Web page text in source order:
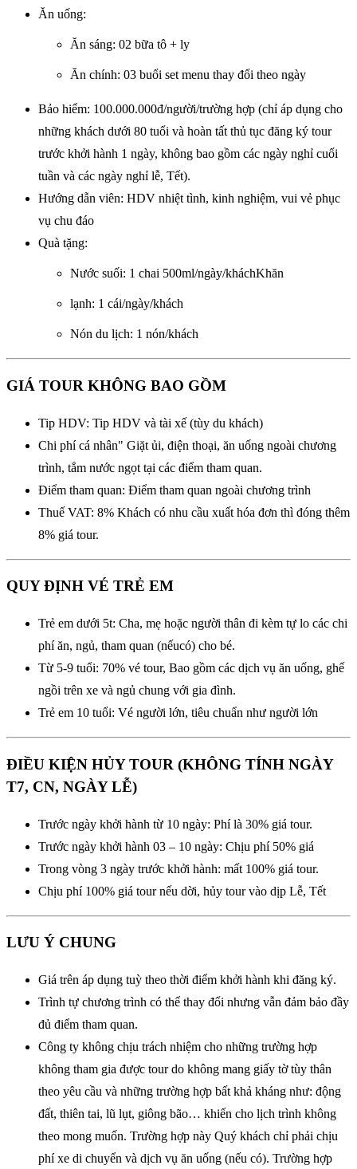
Ăn uống:
Ăn sáng: 02 bữa tô + ly
Ăn chính: 03 buổi set menu thay đổi theo ngày
Bảo hiểm: 100.000.000đ/người/trường hợp (chỉ áp dụng cho
những khách dưới 80 tuổi và hoàn tất thủ tục đăng ký tour
trước khởi hành 1 ngày, không bao gồm các ngày nghỉ cuối
tuần và các ngày nghỉ lễ, Tết).
Hướng dẫn viên: HDV nhiệt tình, kinh nghiệm, vui vẻ phục
vụ chu đáo
Quà tặng:
Nước suối: 1 chai 500ml/ngày/kháchKhăn
lạnh: 1 cái/ngày/khách
Nón du lịch: 1 nón/khách
GIÁ TOUR KHÔNG BAO GỒM
Tip HDV: Tip HDV và tài xế (tùy du khách)
Chi phí cá nhân" Giặt ủi, điện thoại, ăn uống ngoài chương
trình, tắm nước ngọt tại các điểm tham quan.
Điểm tham quan: Điểm tham quan ngoài chương trình
Thuế VAT: 8% Khách có nhu cầu xuất hóa đơn thì đóng thêm
8% giá tour.
QUY ĐỊNH VÉ TRẺ EM
Trẻ em dưới 5t: Cha, mẹ hoặc người thân đi kèm tự lo các chi
phí ăn, ngủ, tham quan (nếucó) cho bé.
Từ 5-9 tuổi: 70% vé tour, Bao gồm các dịch vụ ăn uống, ghế
ngồi trên xe và ngủ chung với gia đình.
Trẻ em 10 tuổi: Vé người lớn, tiêu chuẩn như người lớn
ĐIỀU KIỆN HỦY TOUR (KHÔNG TÍNH NGÀY
T7, CN, NGÀY LỄ)
Trước ngày khởi hành từ 10 ngày: Phí là 30% giá tour.
Trước ngày khởi hành 03 – 10 ngày: Chịu phí 50% giá
Trong vòng 3 ngày trước khởi hành: mất 100% giá tour.
Chịu phí 100% giá tour nếu dời, hủy tour vào dịp Lễ, Tết
LƯU Ý CHUNG
Giá trên áp dụng tuỳ theo thời điểm khởi hành khi đăng ký.
Trình tự chương trình có thể thay đổi nhưng vẫn đảm bảo đầy
đủ điểm tham quan.
Công ty không chịu trách nhiệm cho những trường hợp
không tham gia được tour do không mang giấy tờ tùy thân
theo yêu cầu và những trường hợp bất khả kháng như: động
đất, thiên tai, lũ lụt, giông bão… khiến cho lịch trình không
theo mong muốn. Trường hợp này Quý khách chỉ phải chịu
phí xe di chuyển và dịch vụ ăn uống (nếu có). Trường hợp